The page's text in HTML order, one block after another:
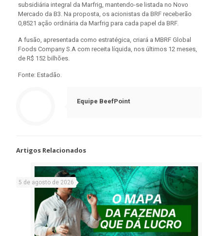
subsidiária integral da Marfrig, mantendo-se listada no Novo
Mercado da B3. Na proposta, os acionistas da BRF receberão
0,8521 ação ordinária da Marfrig para cada papel da BRF.
A fusão, apresentada como estratégica, criará a MBRF Global
Foods Company S.A com receita líquida, nos últimos 12 meses,
de R$ 152 bilhões.
Fonte: Estadão.
Equipe BeefPoint
Artigos Relacionados
5 de agosto de 2026